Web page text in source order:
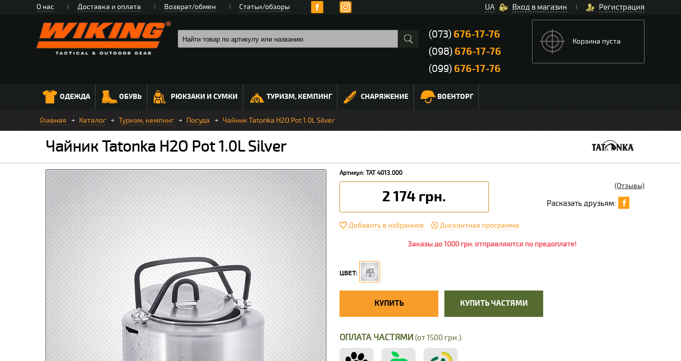
О нас Доставка и оплата Возврат/обмен Статьи/обзоры Вход в магазин Регистрация
UA
(073) 676-17-76
(098) 676-17-76
(099) 676-17-76
Корзина пуста
ОДЕЖДА ОБУВЬ РЮКЗАКИ И СУМКИ ТУРИЗМ, КЕМПИНГ СНАРЯЖЕНИЕ ВОЕНТОРГ
Главная Каталог Туризм, кемпинг Посуда Чайник Tatonka H2O Pot 1.0L Silver
Чайник Tatonka H2O Pot 1.0L Silver
Артикул: TAT 4013.000
2 174 грн.
(Отзывы)
Расказать друзьям:
Добавить в избранное Дисконтная программа
Заказы до 1000 грн. отправляются по предоплате!
ЦВЕТ:
КУПИТЬ КУПИТЬ ЧАСТЯМИ
ОПЛАТА ЧАСТЯМИ (от 1500 грн.):